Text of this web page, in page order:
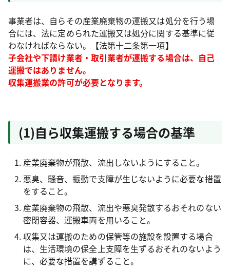
事業者は、自らその産業廃棄物の運搬又は処分を行う場
合には、法に定められた運搬又は処分に関する基準に従
わなければならない。【法第十二条第一項】
子会社や下請け業者・取引業者が運搬する場合は、自己
運搬ではありません。
収集運搬業の許可が必要となります。
(1)自ら収集運搬する場合の基準
産業廃棄物が飛散、流出しないようにすること。
悪臭、騒音、振動で支障が生じないように必要な措置
をすること。
産業廃棄物の飛散、流出や悪臭発散するおそれのない
密閉容器、運搬車両を用いること。
収集又は運搬のための保管等の施設を設置する場合
は、生活環境の保全上支障を生ずるおそれのないよう
に、必要な措置を講ずること。